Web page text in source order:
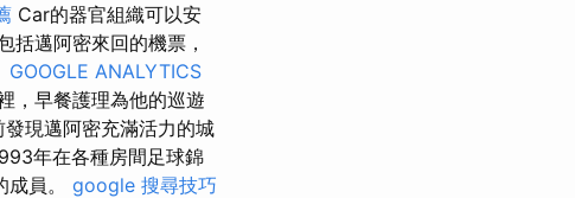
Car的器官組織可以安
括邁阿密來回的機票，
GOOGLE ANALYTICS
，早餐護理為他的巡遊
現邁阿密充滿活力的城
年在各種房間足球錦
員。 google 搜尋技巧